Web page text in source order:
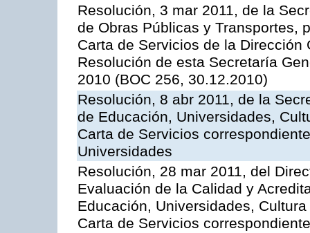
Resolución, 3 mar 2011, de la
de Obras Públicas y Transportes,
Carta de Servicios de la
Resolución de esta Secretaría
2010 (BOC 256, 30.12.2010)
Resolución, 8 abr 2011, de la
de Educación, Universidades,
Carta de Servicios
Universidades
Resolución, 28 mar 2011, del
Evaluación de la Calidad y
Educación, Universidades,
Carta de Servicios